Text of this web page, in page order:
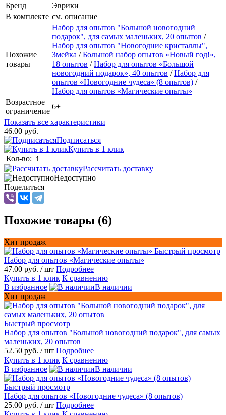
Бренд
Эврики
В комплекте см. описание
Похожие
товары
Набор для опытов "Большой новогодний
подарок", для самых маленьких, 20 опытов /
Набор для опытов "Новогодние кристаллы",
Змейка /Большой набор опытов «Новый год!»,
18 опытов /Набор для опытов «Большой
новогодний подарок», 40 опытов /Набор для
опытов «Новогодние чудеса» (8 опытов) /
Набор для опытов «Магические опыты»
Возрастное
ограничение
6+
Показать все характеристики
46.00 руб.
Подписаться
Купить в 1 клик
Кол-во:
Рассчитать доставку
Недоступно
Поделиться
Похожие товары (6)
Хит продаж
Быстрый просмотр
Набор для опытов «Магические опыты»
47.00 руб. / шт Подробнее
Купить в 1 клик К сравнению
В избранное
В наличии
Хит продаж
Быстрый просмотр
Набор для опытов "Большой новогодний подарок", для самых
маленьких, 20 опытов
52.50 руб. / шт Подробнее
Купить в 1 клик К сравнению
В избранное
В наличии
Быстрый просмотр
Набор для опытов «Новогодние чудеса» (8 опытов)
25.00 руб. / шт Подробнее